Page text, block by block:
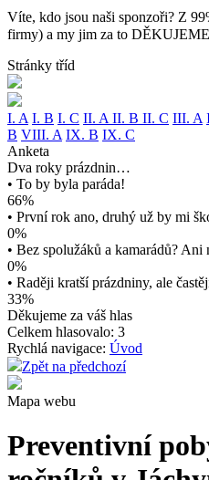
Víte, kdo jsou naši sponzoři? Z
firmy) a my jim za to
Stránky tříd
I. A I. B I. C II. A II. B II. C III. A
B VIII. A IX. B IX. C
Anketa
Dva roky prázdnin…
• To by byla paráda!
66%
• První rok ano, druhý už by mi
0%
• Bez spolužáků a kamarádů? Ani
0%
• Raději kratší prázdniny, ale
33%
Děkujeme za váš hlas
Celkem hlasovalo: 3
Rychlá navigace: Úvod
Zpět na předchozí
Mapa webu
Preventivní